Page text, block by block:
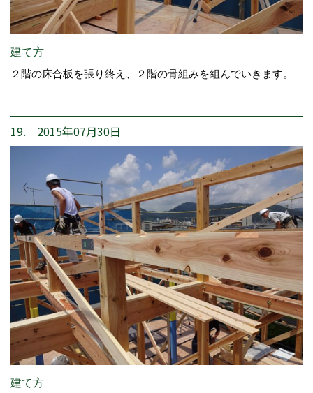
建て方
２階の床合板を張り終え、２階の骨組みを組んでいきます。
19. 2015年07月30日
建て方